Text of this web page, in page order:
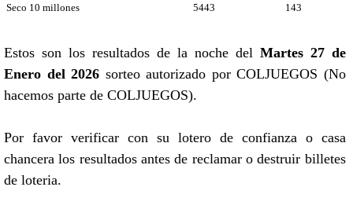
Seco 10 millones 5443 143
Estos son los resultados de la noche del Martes 27 de
Enero del 2026 sorteo autorizado por COLJUEGOS (No
hacemos parte de COLJUEGOS).
Por favor verificar con su lotero de confianza o casa
chancera los resultados antes de reclamar o destruir billetes
de loteria.